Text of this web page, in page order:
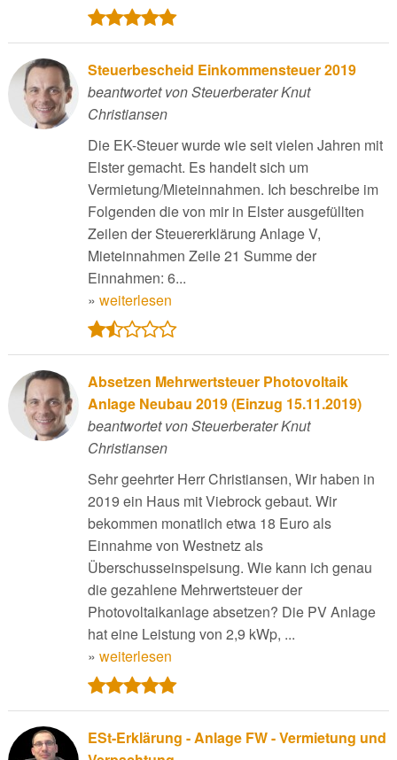
Steuerbescheid Einkommensteuer 2019
beantwortet von Steuerberater Knut
Christiansen
Die EK-Steuer wurde wie seit vielen Jahren mit
Elster gemacht. Es handelt sich um
Vermietung/Mieteinnahmen. Ich beschreibe im
Folgenden die von mir in Elster ausgefüllten
Zeilen der Steuererklärung Anlage V,
Mieteinnahmen Zeile 21 Summe der
Einnahmen: 6...
» weiterlesen
Absetzen Mehrwertsteuer Photovoltaik
Anlage Neubau 2019 (Einzug 15.11.2019)
beantwortet von Steuerberater Knut
Christiansen
Sehr geehrter Herr Christiansen, Wir haben in
2019 ein Haus mit Viebrock gebaut. Wir
bekommen monatlich etwa 18 Euro als
Einnahme von Westnetz als
Überschusseinspeisung. Wie kann ich genau
die gezahlene Mehrwertsteuer der
Photovoltaikanlage absetzen? Die PV Anlage
hat eine Leistung von 2,9 kWp, ...
» weiterlesen
ESt-Erklärung - Anlage FW - Vermietung und